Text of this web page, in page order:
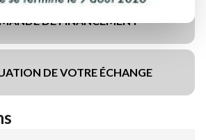
DE FINANCEMENT
DE VOTRE ÉCHANGE